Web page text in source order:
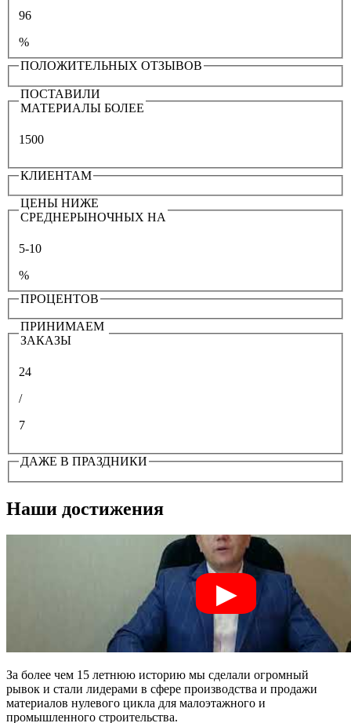
96
%
ПОЛОЖИТЕЛЬНЫХ ОТЗЫВОВ
ПОСТАВИЛИ
МАТЕРИАЛЫ БОЛЕЕ
1500
КЛИЕНТАМ
ЦЕНЫ НИЖЕ
СРЕДНЕРЫНОЧНЫХ НА
5-10
%
ПРОЦЕНТОВ
ПРИНИМАЕМ
ЗАКАЗЫ
24
/
7
ДАЖЕ В ПРАЗДНИКИ
Наши достижения
За более чем 15 летнюю историю мы сделали огромный
рывок и стали лидерами в сфере производства и продажи
материалов нулевого цикла для малоэтажного и
промышленного строительства.